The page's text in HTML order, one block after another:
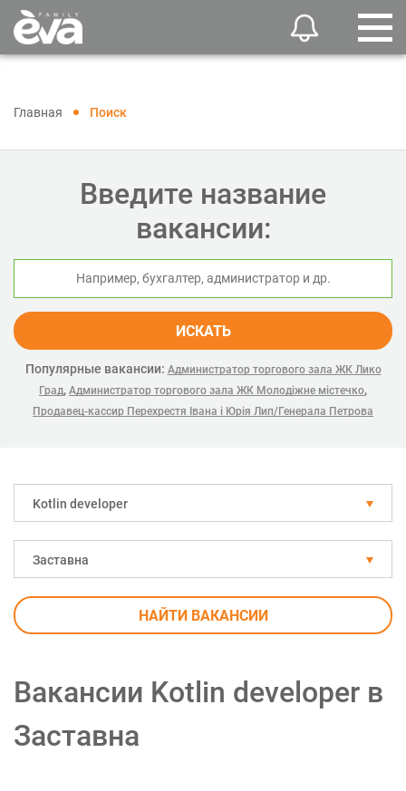
Главная Поиск
Введите название
вакансии:
ИСКАТЬ
Популярные вакансии: Администратор торгового зала ЖК Лико
Град, Администратор торгового зала ЖК Молодіжне містечко,
Продавец-кассир Перехрестя Івана і Юрія Лип/Генерала Петрова
Kotlin developer
Заставна
НАЙТИ ВАКАНСИИ
Вакансии Kotlin developer в
Заставна